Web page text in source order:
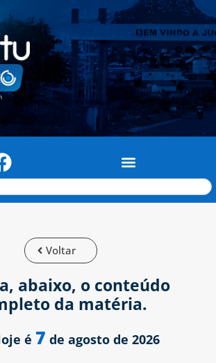
Voltar
abaixo, o conteúdo
da matéria.
é 7 de agosto de 2026